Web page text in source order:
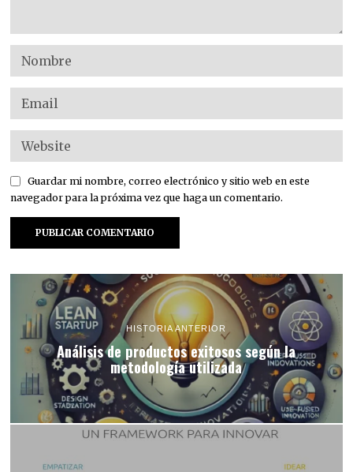
Guardar mi nombre, correo electrónico y sitio web en este
navegador para la próxima vez que haga un comentario.
HISTORIA ANTERIOR
Análisis de productos exitosos según la
metodología utilizada